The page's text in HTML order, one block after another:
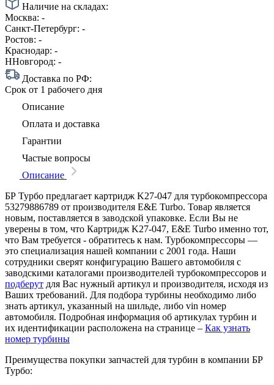
Наличие на складах:
Москва: -
Санкт-Петербург: -
Ростов: -
Краснодар: -
ННовгород: -
Доставка по РФ:
Срок от 1 рабочего дня
Описание
Оплата и доставка
Гарантии
Частые вопросы
Описание
БР Турбо предлагает картридж K27-047 для турбокомпрессора
53279886789 от производителя E&E Turbo. Товар является
новым, поставляется в заводской упаковке. Если Вы не
уверены в том, что Картридж K27-047, E&E Turbo именно тот,
что Вам требуется - обратитесь к нам. Турбокомпрессоры —
это специализация нашей компании с 2001 года. Наши
сотрудники сверят конфигурацию Вашего автомобиля с
заводскими каталогами производителей турбокомпрессоров и
подберут для Вас нужный артикул и производителя, исходя из
Ваших требований. Для подбора турбины необходимо либо
знать артикул, указанный на шильде, либо vin номер
автомобиля. Подробная информация об артикулах турбин и
их идентификации расположена на странице – Как узнать
номер турбины
Преимущества покупки запчастей для турбин в компании БР
Турбо: